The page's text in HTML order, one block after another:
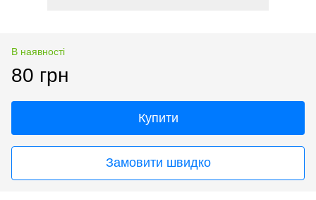
В наявності
80 грн
Купити
Замовити швидко